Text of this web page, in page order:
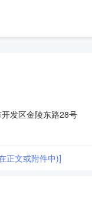
发区金陵东路28号
正文或附件中)]